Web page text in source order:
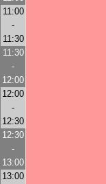
11:00
-
11:30
11:30
-
12:00
12:00
-
12:30
12:30
-
13:00
13:00